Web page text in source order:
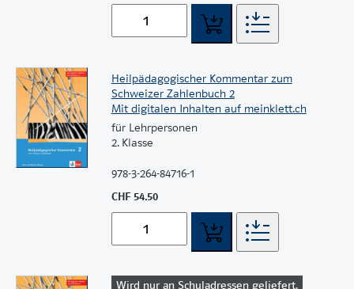
Heilpädagogischer Kommentar zum
Schweizer Zahlenbuch 2
Mit digitalen Inhalten auf meinklett.ch
für Lehrpersonen
2. Klasse
978-3-264-84716-1
CHF 54.50
Wird nur an Schuladressen geliefert.